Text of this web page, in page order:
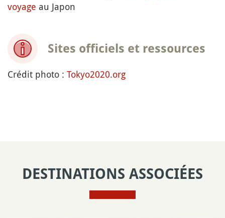
voyage au Japon
Sites officiels et ressources
Crédit photo : Tokyo2020.org
DESTINATIONS ASSOCIÉES